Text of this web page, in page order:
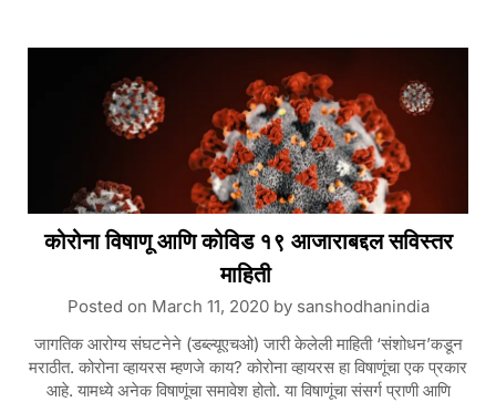
कोरोना विषाणू आणि कोविड १९ आजाराबद्दल सविस्तर
माहिती
Posted on March 11, 2020by sanshodhanindia
जागतिक आरोग्य संघटनेने (डब्ल्यूएचओ) जारी केलेली माहिती ‘संशोधन’कडून
मराठीत. कोरोना व्हायरस म्हणजे काय? कोरोना व्हायरस हा विषाणूंचा एक प्रकार
आहे. यामध्ये अनेक विषाणूंचा समावेश होतो. या विषाणूंचा संसर्ग प्राणी आणि